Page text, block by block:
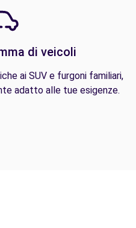
di veicoli
ai SUV e furgoni familiari,
adatto alle tue esigenze.